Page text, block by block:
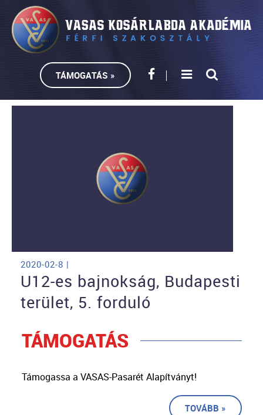
TÁMOGATÁS »
2020-02-8 |
U12-es bajnokság, Budapesti
terület, 5. forduló
TÁMOGATÁS
Támogassa a VASAS-Pasarét Alapítványt!
TOVÁBB »